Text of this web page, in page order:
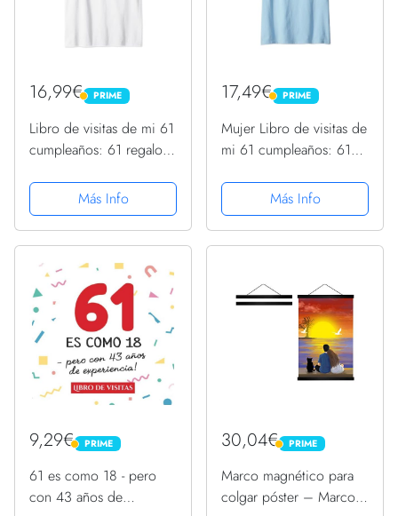
16,99€ PRIME
PRIME
Libro de visitas de mi 61
cumpleaños: 61 regalos
mujeres Camiseta sin
Mangas
Más Info
17,49€ PRIME
PRIME
Mujer Libro de visitas de
mi 61 cumpleaños: 61
para mujeres Camiseta
Cuello V
Más Info
9,29€ PRIME
PRIME
61 es como 18 - pero
con 43 años de
30,04€ PRIME
PRIME
Marco magnético para
colgar póster – Marco